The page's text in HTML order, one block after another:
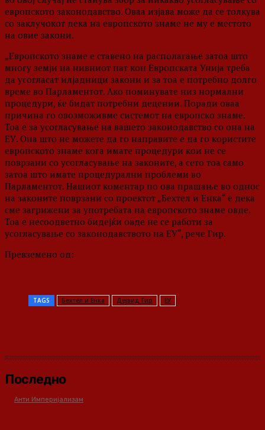
европското законодавство. Оваа изјава може да се толкува
со заклучокот дека на европското знаме не му е местото
на овие закони.
„Европското знаме е ставено на располагање затоа што
многу земји на нивниот пат кон Европската Унија треба
да усогласат илјадници закони и за тоа е потребно долго
време во Парламентот. Ако поминувате низ нормални
процедури, ќе бидат потребни децении. Поради оваа
причина го овозможивме системот на европско знаме.
Тоа е за усогласување на вашето законодавство со она на
ЕУ. Она што не можете да го направите е да го користите
европското знаме кога имате процедури кои не се
поврзани со усогласување на законите, а сето тоа само
затоа што имате процедурални проблеми во
Парламентот. Нашиот коментар по ова прашање во однос
на законите поврзани со проектот „Бехтел и Енка“ е дека
сме загрижени за употребата на европското знаме овде.
Тоа е несоодветно бидејќи овде не се работи за
усогласување со законодавството на ЕУ“, рече Гир.
Превземено од:
TAGS Бехтел и Енка Дејвид Гир ЕУ
Последно
Анти Империјализам